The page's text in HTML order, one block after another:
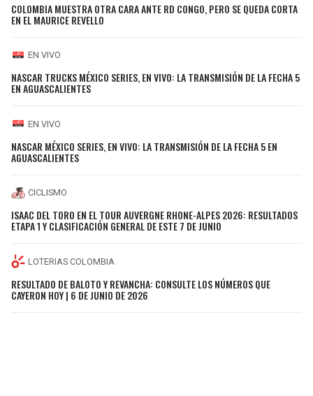
COLOMBIA MUESTRA OTRA CARA ANTE RD CONGO, PERO SE QUEDA CORTA
EN EL MAURICE REVELLO
EN VIVO
NASCAR TRUCKS MÉXICO SERIES, EN VIVO: LA TRANSMISIÓN DE LA FECHA 5
EN AGUASCALIENTES
EN VIVO
NASCAR MÉXICO SERIES, EN VIVO: LA TRANSMISIÓN DE LA FECHA 5 EN
AGUASCALIENTES
CICLISMO
ISAAC DEL TORO EN EL TOUR AUVERGNE RHONE-ALPES 2026: RESULTADOS
ETAPA 1 Y CLASIFICACIÓN GENERAL DE ESTE 7 DE JUNIO
LOTERIAS COLOMBIA
RESULTADO DE BALOTO Y REVANCHA: CONSULTE LOS NÚMEROS QUE
CAYERON HOY | 6 DE JUNIO DE 2026